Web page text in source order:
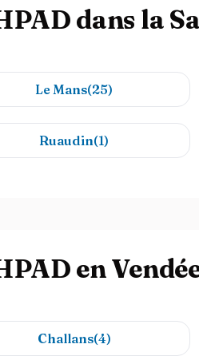
dans la
Le Mans(25)
Ruaudin(1)
en
Challans(4)